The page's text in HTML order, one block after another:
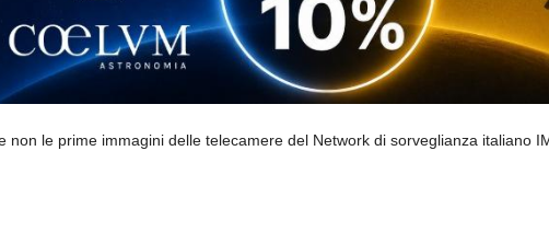
le prime immagini delle telecamere del Network di sorveglianza italiano